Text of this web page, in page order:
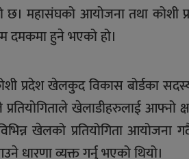
महासंघको आयोजना तथा कोशी
दमकमा हुने भएको हो।
प्रदेश खेलकुद विकास बोर्डका
खेलाडीहरुलाई आफ्नो
खेलको प्रतियोगिता आयोजना
धारणा व्यक्त गर्नु भएको थियो।